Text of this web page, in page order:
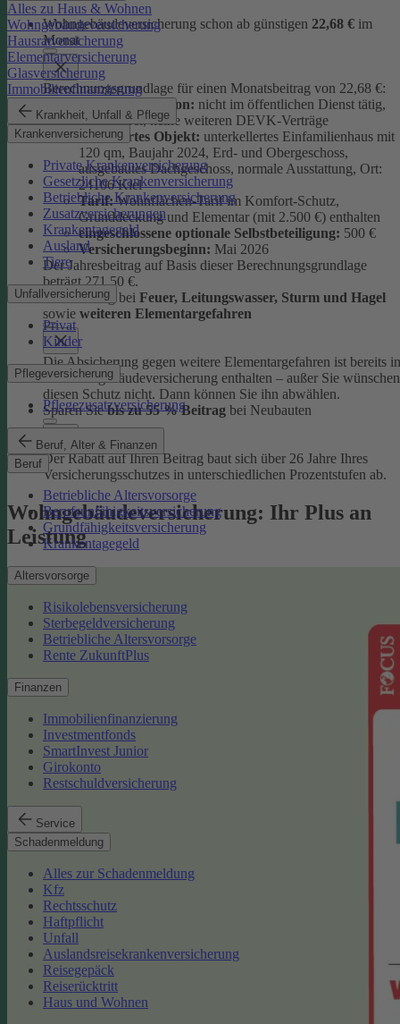
Alles zu Haus & Wohnen
Wohngebäudeversicherung
Hausratversicherung
Elementarversicherung
Glasversicherung
Immobilienfinanzierung
Krankheit, Unfall & Pflege
Krankenversicherung
Private Krankenversicherung
Gesetzliche Krankenversicherung
Betriebliche Krankenversicherung
Zusatzversicherungen
Krankentagegeld
Ausland
Tiere
Unfallversicherung
Privat
Kinder
Pflegeversicherung
Pflegezusatzversicherung
Beruf, Alter & Finanzen
Beruf
Betriebliche Altersvorsorge
Berufsunfähigkeitsversicherung
Grundfähigkeitsversicherung
Krankentagegeld
Altersvorsorge
Risikolebensversicherung
Sterbegeldversicherung
Betriebliche Altersvorsorge
Rente ZukunftPlus
Finanzen
Immobilienfinanzierung
Investmentfonds
SmartInvest Junior
Girokonto
Restschuldversicherung
Service
Schadenmeldung
Alles zur Schadenmeldung
Kfz
Rechtsschutz
Haftpflicht
Unfall
Auslandsreisekrankenversicherung
Reisegepäck
Reiserücktritt
Haus und Wohnen
Wohngebäudeversicherung schon ab günstigen 22,68 € im
Monat
Berechnungsgrundlage für einen Monatsbeitrag von 22,68 €:
versicherte Person: nicht im öffentlichen Dienst tätig,
schadenfrei, keine weiteren DEVK-Verträge
versichertes Objekt: unterkellertes Einfamilienhaus mit
120 qm, Baujahr 2024, Erd- und Obergeschoss,
ausgebautes Dachgeschoss, normale Ausstattung, Ort:
24106 Kiel
Tarif:Wohnflächen-Tarif im Komfort-Schutz,
Grunddeckung und Elementar (mit 2.500 €) enthalten
eingeschlossene optionale Selbstbeteiligung: 500 €
Versicherungsbeginn: Mai 2026
Der Jahresbeitrag auf Basis dieser Berechnungsgrundlage
beträgt 271,50 €.
Absicherung bei Feuer, Leitungswasser, Sturm und Hagel
sowie weiteren Elementargefahren
Die Absicherung gegen weitere Elementargefahren ist bereits in
der Wohngebäudeversicherung enthalten – außer Sie wünschen
diesen Schutz nicht. Dann können Sie ihn abwählen.
Sparen Siebis zu 55 % Beitrag bei Neubauten
Der Rabatt auf Ihren Beitrag baut sich über 26 Jahre Ihres
Versicherungsschutzes in unterschiedlichen Prozentstufen ab.
Wohngebäudeversicherung: Ihr Plus an
Leistung